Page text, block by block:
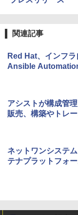
関連記事
Red Hat、インフ
Ansible
アシストが構成管
販売、構築やトレ
ネットワンシステ
テナプラットフォ